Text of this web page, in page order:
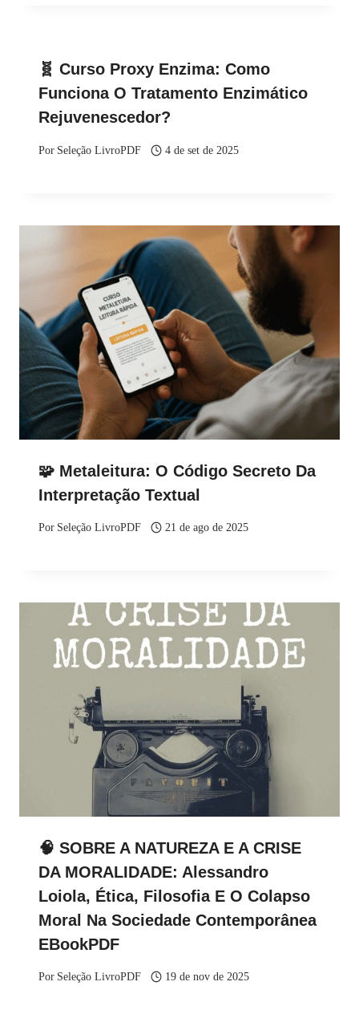
🧬 Curso Proxy Enzima: Como
Funciona O Tratamento Enzimático
Rejuvenescedor?
Por Seleção LivroPDF 4 de set de 2025
🧩 Metaleitura: O Código Secreto Da
Interpretação Textual
Por Seleção LivroPDF 21 de ago de 2025
🧠 SOBRE A NATUREZA E A CRISE
DA MORALIDADE: Alessandro
Loiola, Ética, Filosofia E O Colapso
Moral Na Sociedade Contemporânea
EBookPDF
Por Seleção LivroPDF 19 de nov de 2025